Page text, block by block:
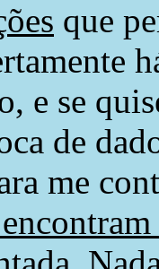
que
e se
de
me